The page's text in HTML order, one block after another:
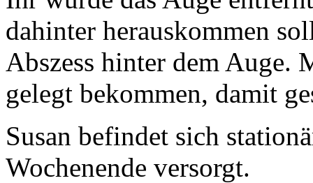
dahinter herauskommen
Abszess hinter dem Auge.
gelegt bekommen, damit
Susan befindet sich
Wochenende versorgt.